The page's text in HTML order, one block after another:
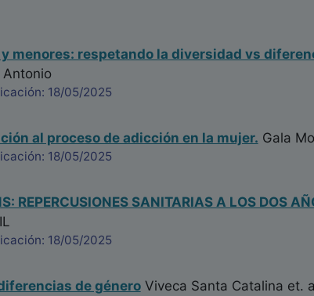
menores: respetando la diversidad vs
Antonio
18/05/2025
al proceso de adicción en la mujer. Gala
18/05/2025
REPERCUSIONES SANITARIAS A LOS DOS
18/05/2025
de géneroViveca Santa Catalina et.